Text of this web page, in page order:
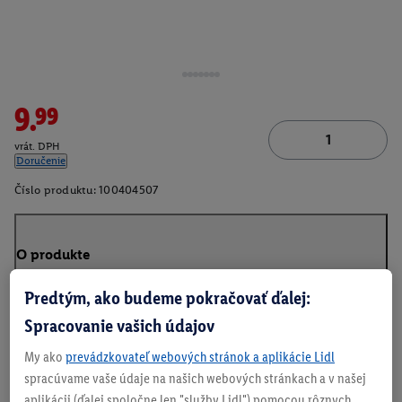
9.99
vrát. DPH
Doručenie
Číslo produktu: 100404507
O produkte
Predtým, ako budeme pokračovať ďalej:
Spracovanie vašich údajov
My ako prevádzkovateľ webových stránok a aplikácie Lidl
spracúvame vaše údaje na našich webových stránkach a v našej